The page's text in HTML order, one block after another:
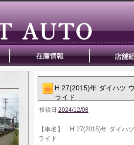
H.27(2015)年 ダイハツ
ライド
投稿日 2024/12/08
【車名】 H.27(2015)年 ダイハ
ライド